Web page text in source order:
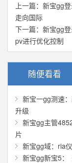
上一篇： 新宝gg
走向国际
下一篇： 新宝gg
pv进行优化控制
随便看看
新宝一gg测速
升级
新宝gg主管
片
新宝gg域：ria
新宝gg新宝5：